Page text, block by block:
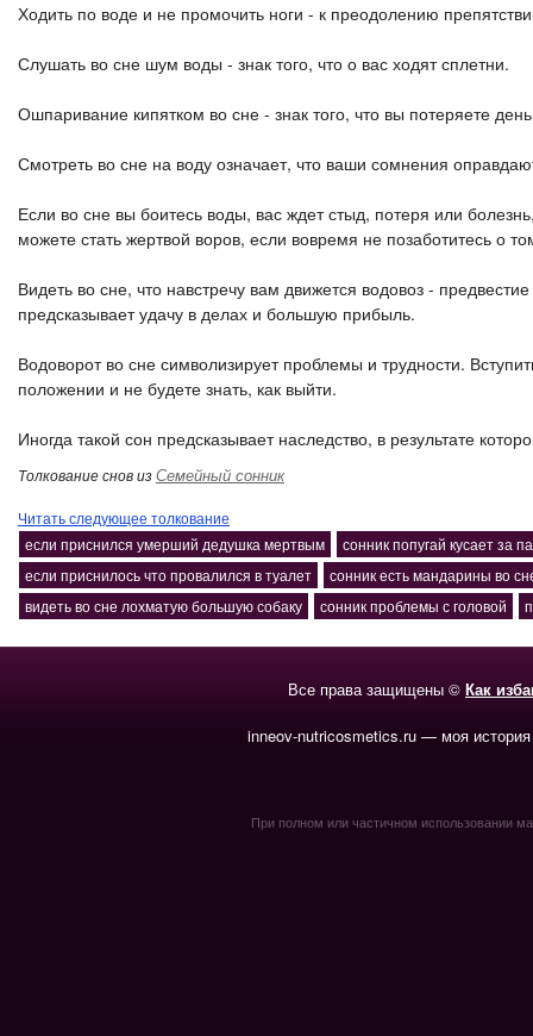
Ходить по воде и не промочить ноги - к преодолению
Слушать во сне шум воды - знак того, что о вас ходят сплетни.
Ошпаривание кипятком во сне - знак того, что вы потеряете
Смотреть во сне на воду означает, что ваши сомнения
Если во сне вы боитесь воды, вас ждет стыд, потеря или
можете стать жертвой воров, если вовремя не позаботитесь о
Видеть во сне, что навстречу вам движется водовоз -
предсказывает удачу в делах и большую прибыль.
Водоворот во сне символизирует проблемы и трудности.
положении и не будете знать, как выйти.
Иногда такой сон предсказывает наследство, в результате
Толкование снов изСемейный сонник
Читать следующее толкование
если приснился умерший дедушка мертвым
сонник попугай кусает за
если приснилось что провалился в туалет
сонник есть мандарины во
видеть во сне лохматую большую собаку
сонник проблемы с головой
Все права защищены © Как
inneov-nutricosmetics.ru — моя
При полном или частичном использовании